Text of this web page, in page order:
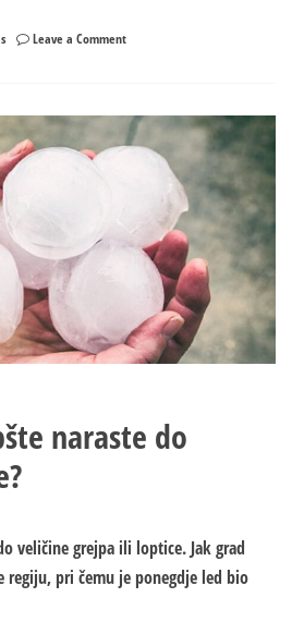
Leave a Commenton
Vozio
psa
društvene
mreže
“osule
naraste do
veličine grejpa ili loptice. ​Jak grad
regiju, pri čemu je ponegdje led bio